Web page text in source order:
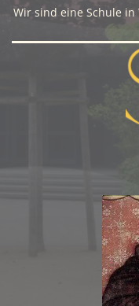
Wir sind eine Schule